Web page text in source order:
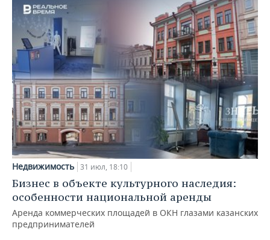
Недвижимость 31 июл, 18:10
Бизнес в объекте культурного наследия:
особенности национальной аренды
Аренда коммерческих площадей в ОКН глазами казанских
предпринимателей